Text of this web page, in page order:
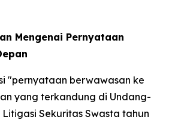
Mengenai Pernyataan
"pernyataan berwawasan ke
yang terkandung di Undang-
Sekuritas Swasta tahun